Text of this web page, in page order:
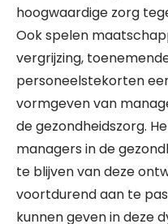
hoogwaardige zorg
Ook spelen
vergrijzing,
personeelstekorten
vormgeven van
de gezondheidszorg.
managers in de
te blijven van deze
voortdurend aan te
kunnen geven in deze